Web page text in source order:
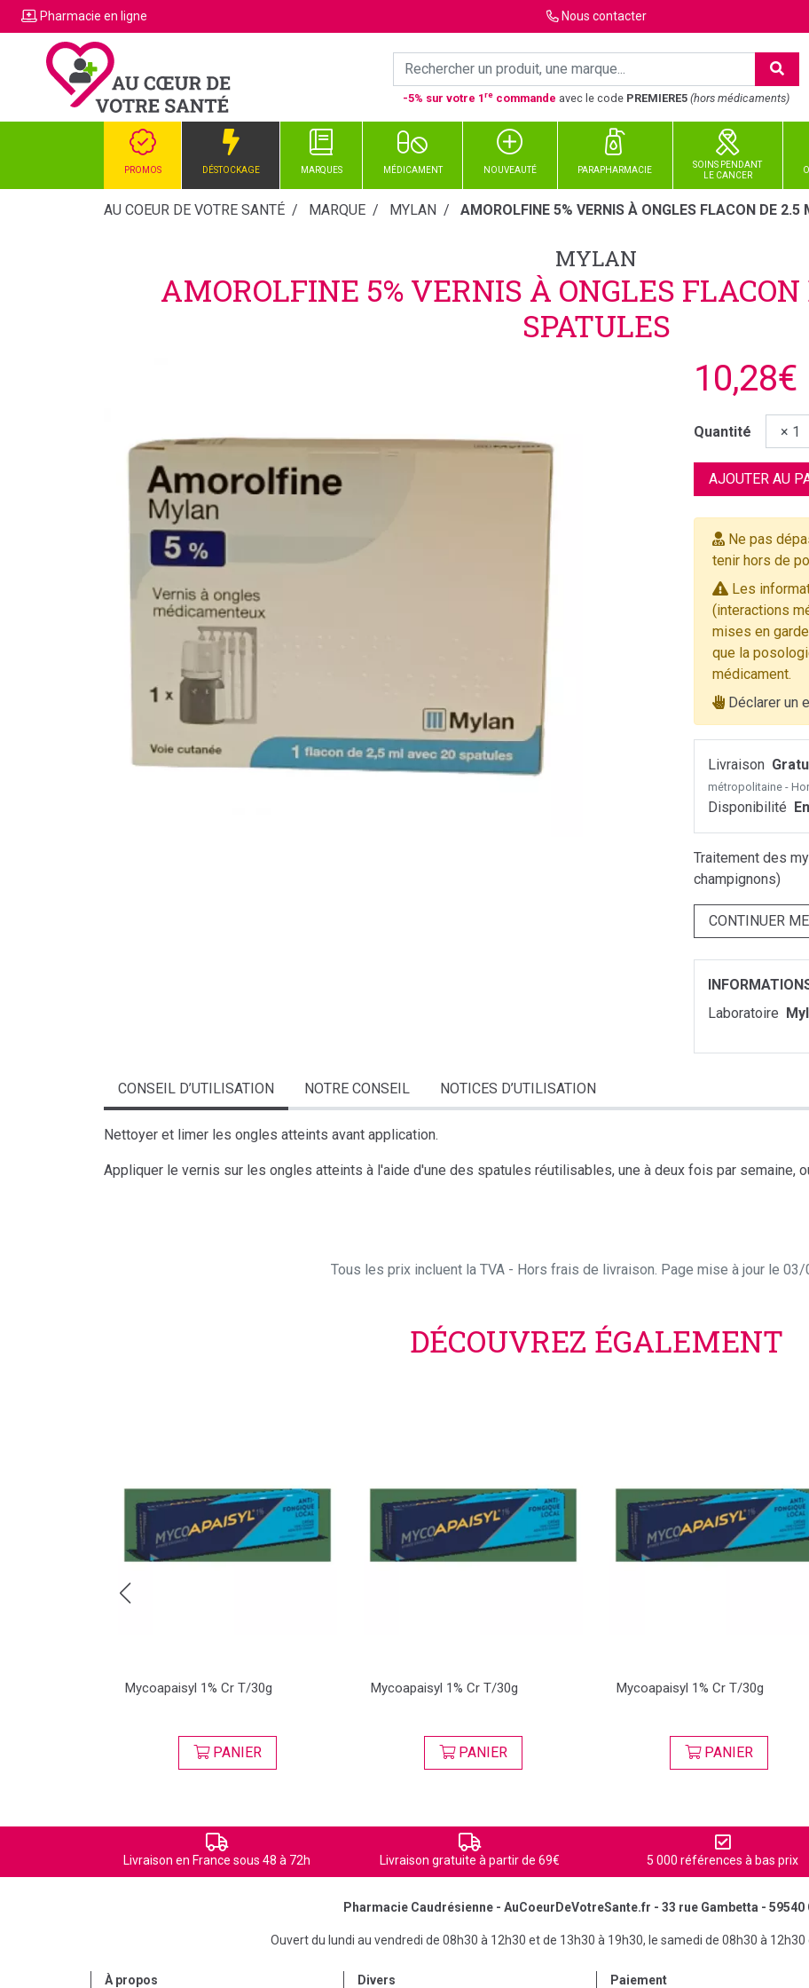
Pharmacie en ligne Nous contacter
-5% sur votre 1re commande avec le code PREMIERE5 (hors médicaments)
PROMOS DÉSTOCKAGE MARQUES MÉDICAMENT NOUVEAUTÉ PARAPHARMACIE
SOINS PENDANT
LE CANCER
AU COEUR DE VOTRE SANTÉ MARQUE MYLAN AMOROLFINE 5% VERNIS À ONGLES FLACON DE 2.5
MYLAN
AMOROLFINE 5% VERNIS À ONGLES
SPATULES
10,28€
Quantité
AJOUTER AU
Ne pas
tenir hors de
Les
(interactions
mises en
que la
médicament.
Déclarer un
Livraison
métropolitaine -
Disponibilité
Traitement des
champignons)
CONTINUER
Laboratoire
CONSEIL D’UTILISATION NOTRE CONSEIL NOTICES D’UTILISATION
Nettoyer et limer les ongles atteints avant application.
Appliquer le vernis sur les ongles atteints à l'aide d'une des spatules réutilisables, une à deux fois par semaine,
Tous les prix incluent la TVA - Hors frais de livraison. Page mise à jour le
DÉCOUVREZ ÉGALEMENT
Mycoapaisyl 1% Cr T/30g
PANIER
Mycoapaisyl 1% Cr T/30g
PANIER
Mycoapaisyl 1% Cr T/30g
PANIER
Livraison en France sous 48 à 72h Livraison gratuite à partir de 69€ 5 000 références à bas prix
Pharmacie Caudrésienne - AuCoeurDeVotreSante.fr - 33 rue Gambetta - 59540
Ouvert du lundi au vendredi de 08h30 à 12h30 et de 13h30 à 19h30, le samedi de 08h30 à
À propos Divers Paiement